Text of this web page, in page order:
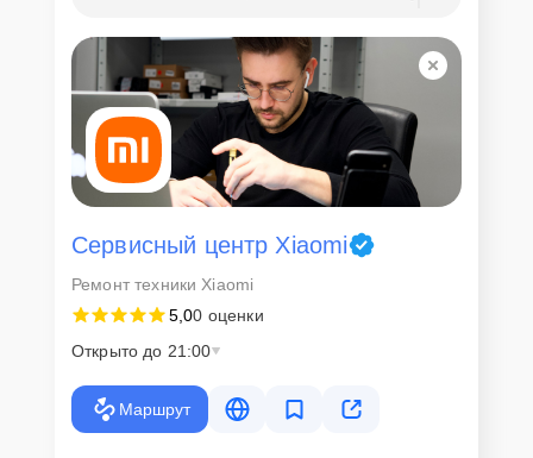
Сервисный центр Xiaomi
Ремонт техники Xiaomi
5,00 оценки
Открыто до 21:00
Маршрут